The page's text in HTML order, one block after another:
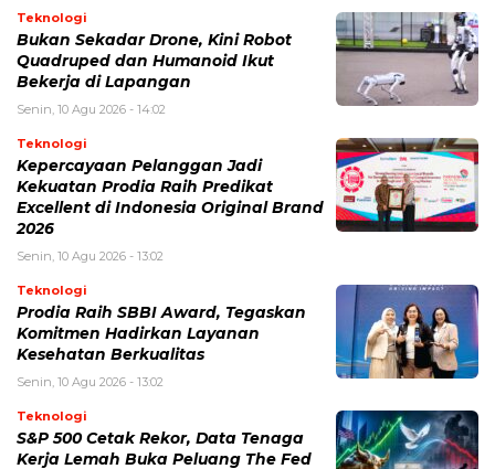
Teknologi
Bukan Sekadar Drone, Kini Robot
Quadruped dan Humanoid Ikut
Bekerja di Lapangan
Senin, 10 Agu 2026 - 14:02
Teknologi
Kepercayaan Pelanggan Jadi
Kekuatan Prodia Raih Predikat
Excellent di Indonesia Original Brand
2026
Senin, 10 Agu 2026 - 13:02
Teknologi
Prodia Raih SBBI Award, Tegaskan
Komitmen Hadirkan Layanan
Kesehatan Berkualitas
Senin, 10 Agu 2026 - 13:02
Teknologi
S&P 500 Cetak Rekor, Data Tenaga
Kerja Lemah Buka Peluang The Fed